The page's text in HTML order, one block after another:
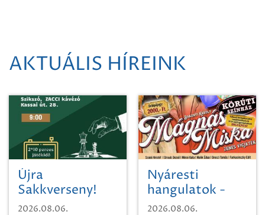
AKTUÁLIS HÍREINK
Újra
Sakkverseny!
2026.08.06.
Nyáresti
hangulatok -
Mágnás Miska
2026.08.06.